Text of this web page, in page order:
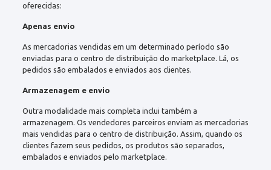
oferecidas:
Apenas envio
As mercadorias vendidas em um determinado período são
enviadas para o centro de distribuição do marketplace. Lá, os
pedidos são embalados e enviados aos clientes.
Armazenagem e envio
Outra modalidade mais completa inclui também a
armazenagem. Os vendedores parceiros enviam as mercadorias
mais vendidas para o centro de distribuição. Assim, quando os
clientes fazem seus pedidos, os produtos são separados,
embalados e enviados pelo marketplace.